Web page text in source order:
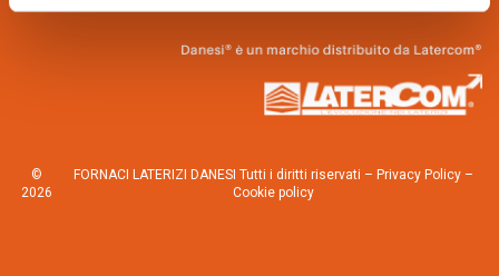
©
2026
FORNACI LATERIZI DANESI Tutti i diritti riservati – Privacy Policy–
Cookie policy